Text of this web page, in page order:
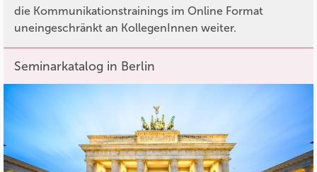
die Kommunikationstrainings im Online Format
uneingeschränkt an KollegenInnen weiter.
Seminarkatalog in Berlin